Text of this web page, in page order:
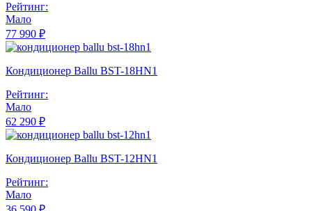
Рейтинг:
Мало
77 990 ₽
Кондиционер Ballu BST-18HN1
Рейтинг:
Мало
62 290 ₽
Кондиционер Ballu BST-12HN1
Рейтинг:
Мало